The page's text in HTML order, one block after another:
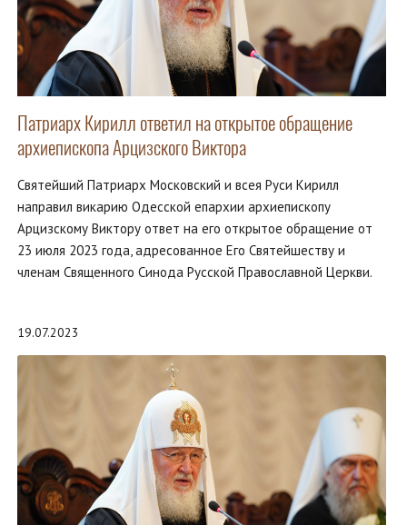
Патриарх Кирилл ответил на открытое обращение
архиепископа Арцизского Виктора
Святейший Патриарх Московский и всея Руси Кирилл
направил викарию Одесской епархии архиепископу
Арцизскому Виктору ответ на его открытое обращение от
23 июля 2023 года, адресованное Его Святейшеству и
членам Священного Синода Русской Православной Церкви.
19.07.2023